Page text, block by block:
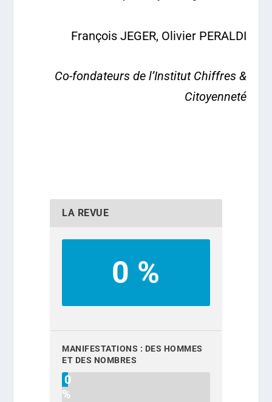
François JEGER, Olivier PERALDI
Co-fondateurs de l’Institut Chiffres &
Citoyenneté
LA REVUE
0 %
MANIFESTATIONS : DES HOMMES
ET DES NOMBRES
0
%